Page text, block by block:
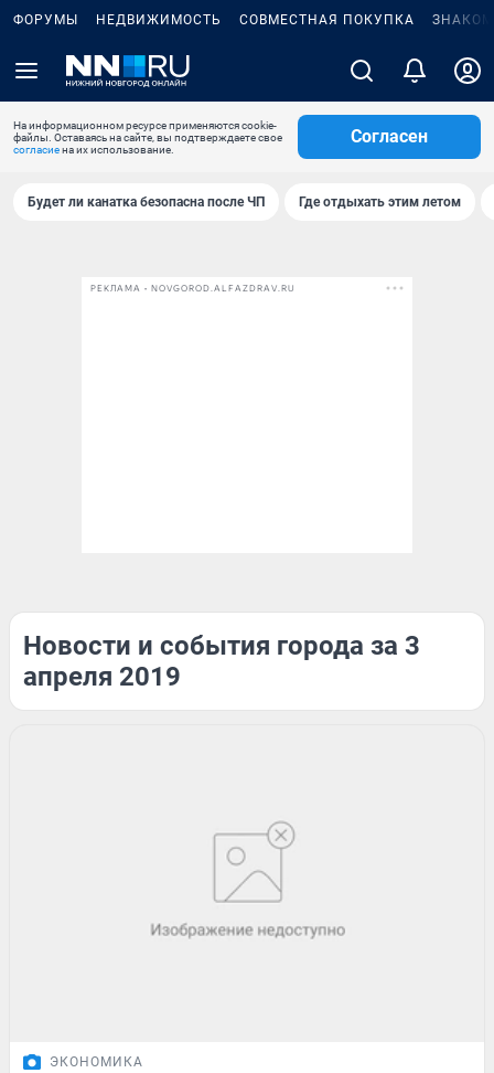
ФОРУМЫ НЕДВИЖИМОСТЬ СОВМЕСТНАЯ ПОКУПКА
На информационном ресурсе применяются cookie-
файлы. Оставаясь на сайте, вы подтверждаете свое
согласиена их использование.
Согласен
Будет ли канатка безопасна после ЧП Где отдыхать этим летом
РЕКЛАМА • NOVGOROD.ALFAZDRAV.RU
Новости и события города за 3
апреля 2019
ЭКОНОМИКА